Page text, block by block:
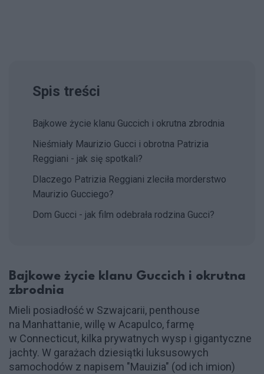
Spis treści
Bajkowe życie klanu Guccich i okrutna zbrodnia
Nieśmiały Maurizio Gucci i obrotna Patrizia
Reggiani - jak się spotkali?
Dlaczego Patrizia Reggiani zleciła morderstwo
Maurizio Gucciego?
Dom Gucci - jak film odebrała rodzina Gucci?
Bajkowe życie klanu Guccich i okrutna
zbrodnia
Mieli posiadłość w Szwajcarii, penthouse
na Manhattanie, willę w Acapulco, farmę
w Connecticut, kilka prywatnych wysp i gigantyczne
jachty. W garażach dziesiątki luksusowych
samochodów z napisem "Mauizia" (od ich imion)